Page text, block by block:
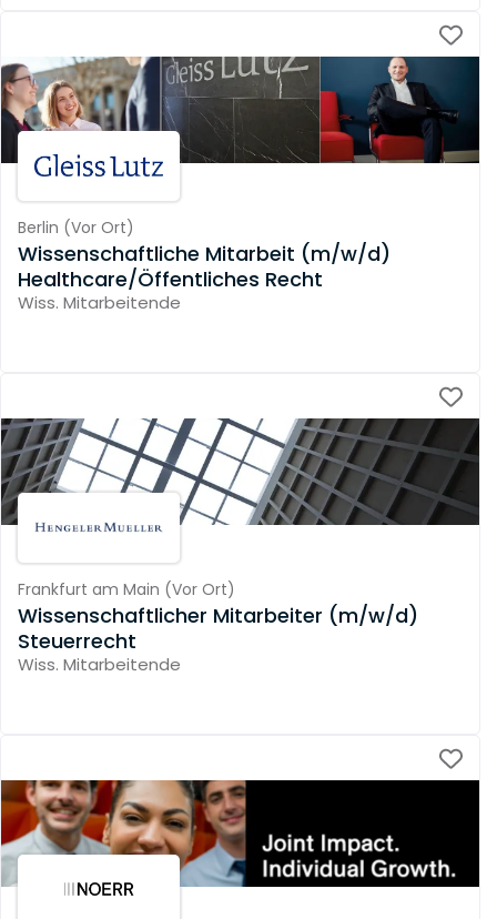
Berlin (Vor Ort)
Wissenschaftliche Mitarbeit (m/w/d)
Healthcare/Öffentliches Recht
Wiss. Mitarbeitende
Frankfurt am Main (Vor Ort)
Wissenschaftlicher Mitarbeiter (m/w/d)
Steuerrecht
Wiss. Mitarbeitende